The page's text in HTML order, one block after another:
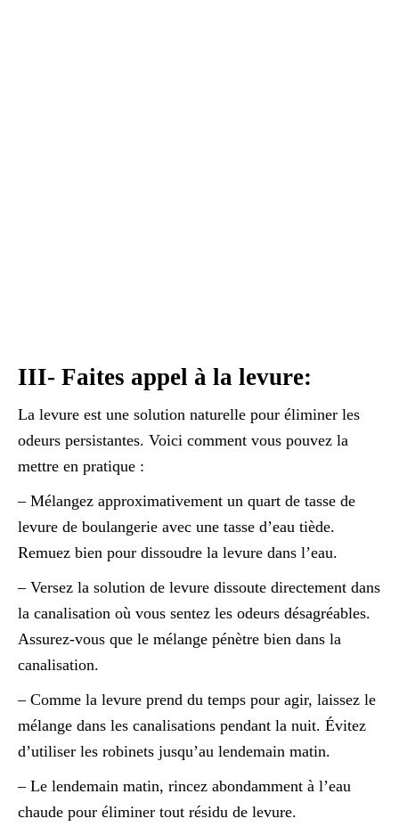
III- Faites appel à la levure:
La levure est une solution naturelle pour éliminer les
odeurs persistantes. Voici comment vous pouvez la
mettre en pratique :
– Mélangez approximativement un quart de tasse de
levure de boulangerie avec une tasse d’eau tiède.
Remuez bien pour dissoudre la levure dans l’eau.
– Versez la solution de levure dissoute directement dans
la canalisation où vous sentez les odeurs désagréables.
Assurez-vous que le mélange pénètre bien dans la
canalisation.
– Comme la levure prend du temps pour agir, laissez le
mélange dans les canalisations pendant la nuit. Évitez
d’utiliser les robinets jusqu’au lendemain matin.
– Le lendemain matin, rincez abondamment à l’eau
chaude pour éliminer tout résidu de levure.